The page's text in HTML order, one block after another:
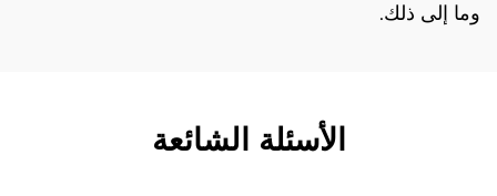
وما إلى ذلك.
الأسئلة الشائعة